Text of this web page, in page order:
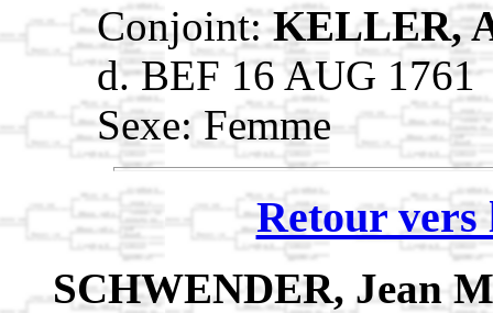
Conjoint: KELLER,
d. BEF 16 AUG 1761
Sexe: Femme
Retour vers
SCHWENDER, Jean